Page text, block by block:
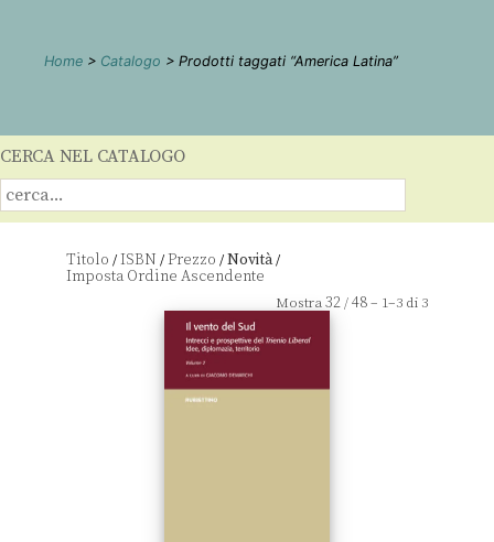
Home > Catalogo > Prodotti taggati “America Latina”
CERCA NEL CATALOGO
Titolo /ISBN /Prezzo /Novità/
Mostra32/48– 1–3 di 3